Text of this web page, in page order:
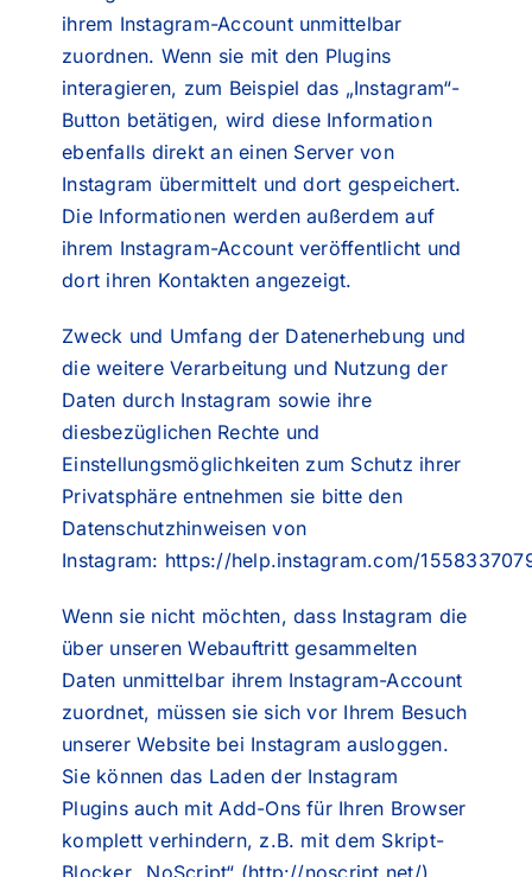
ihrem Instagram-Account unmittelbar
zuordnen. Wenn sie mit den Plugins
interagieren, zum Beispiel das „Instagram“-
Button betätigen, wird diese Information
ebenfalls direkt an einen Server von
Instagram übermittelt und dort gespeichert.
Die Informationen werden außerdem auf
ihrem Instagram-Account veröffentlicht und
dort ihren Kontakten angezeigt.
Zweck und Umfang der Datenerhebung und
die weitere Verarbeitung und Nutzung der
Daten durch Instagram sowie ihre
diesbezüglichen Rechte und
Einstellungsmöglichkeiten zum Schutz ihrer
Privatsphäre entnehmen sie bitte den
Datenschutzhinweisen von
Instagram: https://help.instagram.com/
Wenn sie nicht möchten, dass Instagram die
über unseren Webauftritt gesammelten
Daten unmittelbar ihrem Instagram-Account
zuordnet, müssen sie sich vor Ihrem Besuch
unserer Website bei Instagram ausloggen.
Sie können das Laden der Instagram
Plugins auch mit Add-Ons für Ihren Browser
komplett verhindern, z.B. mit dem Skript-
Blocker „NoScript“ (http://noscript.net/).